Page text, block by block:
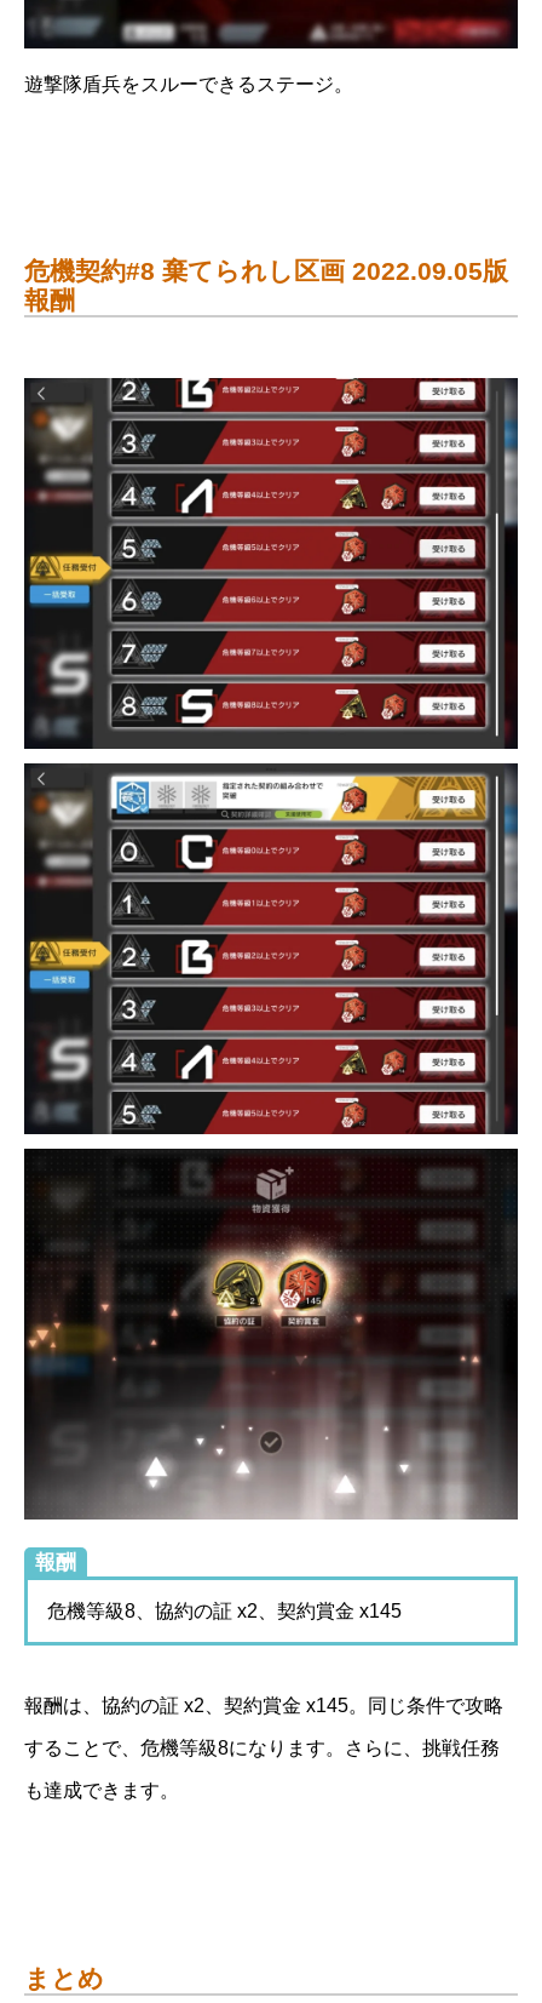
遊撃隊盾兵をスルーできるステージ。
危機契約#8 棄てられし区画 2022.09.05版
報酬
報酬
危機等級8、協約の証 x2、契約賞金 x145
報酬は、協約の証 x2、契約賞金 x145。同じ条件で攻略
することで、危機等級8になります。さらに、挑戦任務
も達成できます。
まとめ